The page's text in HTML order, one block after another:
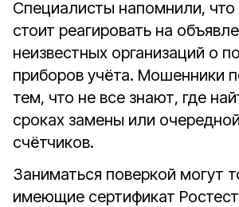
Специалисты напомнили,
стоит реагировать на
неизвестных организаций о
приборов учёта. Мошенники
тем, что не все знают, где
сроках замены или
счётчиков.
Заниматься поверкой могут
имеющие сертификат